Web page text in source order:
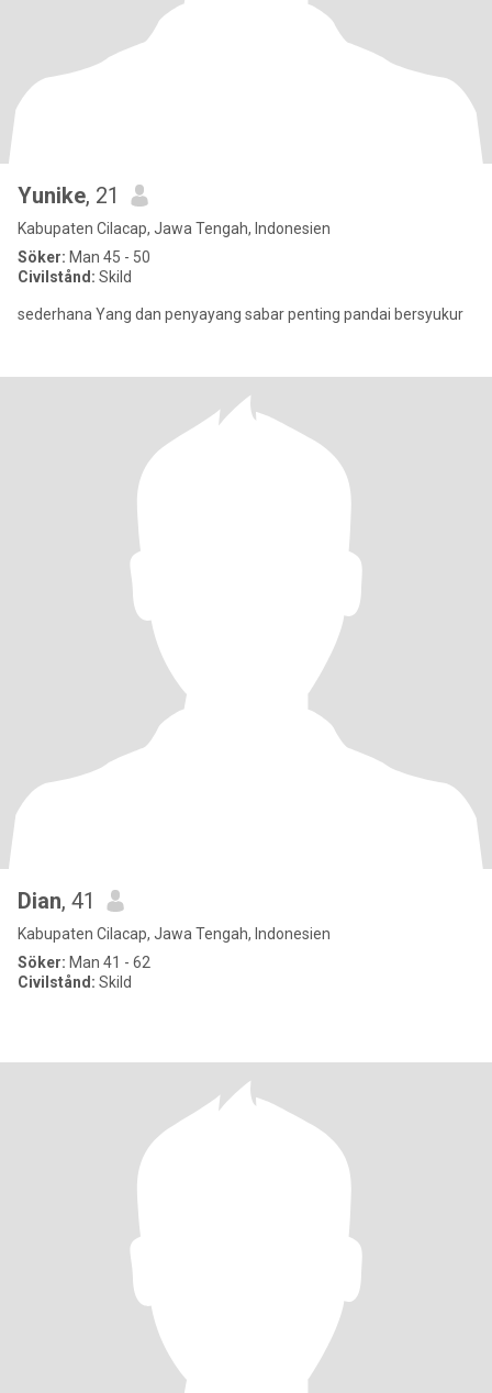
Yunike, 21
Kabupaten Cilacap, Jawa Tengah, Indonesien
Söker: Man 45 - 50
Civilstånd: Skild
sederhana Yang dan penyayang sabar penting pandai bersyukur
Dian, 41
Kabupaten Cilacap, Jawa Tengah, Indonesien
Söker: Man 41 - 62
Civilstånd: Skild